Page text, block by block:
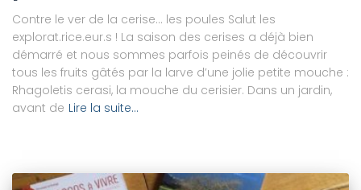
Contre le ver de la cerise… les poules Salut les
explorat.rice.eur.s ! La saison des cerises a déjà bien
démarré et nous sommes parfois peinés de découvrir
tous les fruits gâtés par la larve d’une jolie petite mouche :
Rhagoletis cerasi, la mouche du cerisier. Dans un jardin,
avant de Lire la suite…